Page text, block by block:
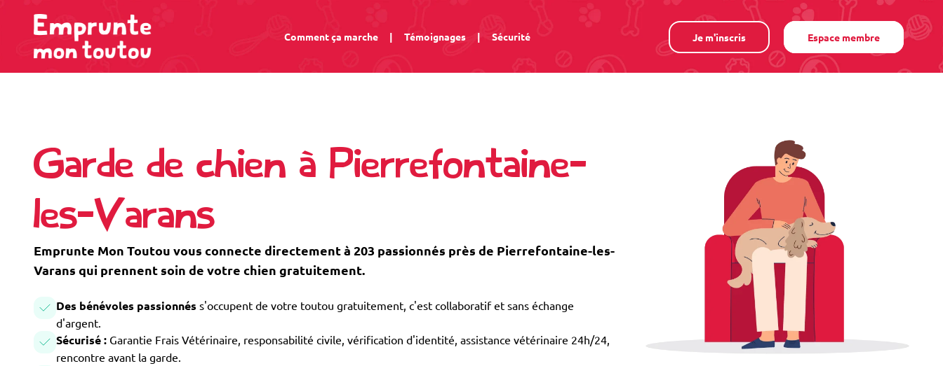
Comment ça marche | Témoignages | Sécurité Je m'inscris Espace membre
Garde de chien à Pierrefontaine-
les-Varans
Emprunte Mon Toutou vous connecte directement à 203 passionnés près de Pierrefontaine-les-
Varans qui prennent soin de votre chien gratuitement.
Des bénévoles passionnés s'occupent de votre toutou gratuitement, c'est collaboratif et sans échange
d'argent.
Sécurisé : Garantie Frais Vétérinaire, responsabilité civile, vérification d'identité, assistance vétérinaire 24h/24,
rencontre avant la garde.